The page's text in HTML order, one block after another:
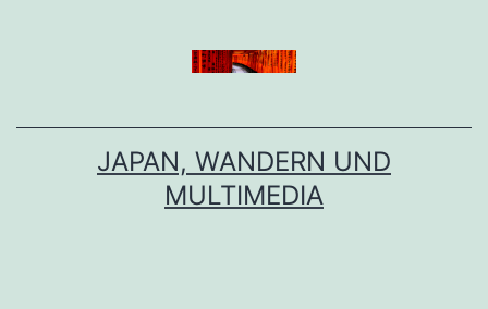
JAPAN, WANDERN UND
MULTIMEDIA